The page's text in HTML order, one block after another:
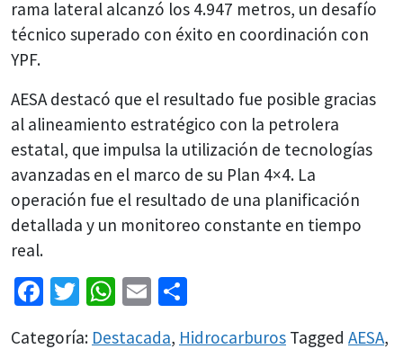
rama lateral alcanzó los 4.947 metros, un desafío
técnico superado con éxito en coordinación con
YPF.
AESA destacó que el resultado fue posible gracias
al alineamiento estratégico con la petrolera
estatal, que impulsa la utilización de tecnologías
avanzadas en el marco de su Plan 4×4. La
operación fue el resultado de una planificación
detallada y un monitoreo constante en tiempo
real.
Facebook
Twitter
WhatsApp
Email
Categoría: Destacada, Hidrocarburos Tagged AESA,